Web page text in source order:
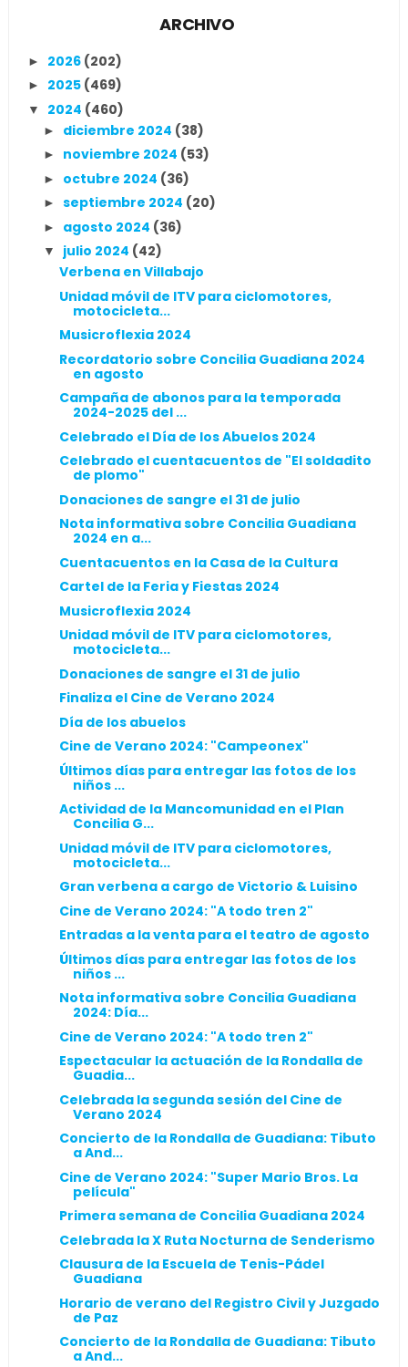
ARCHIVO
► 2026 (202)
► 2025 (469)
▼ 2024 (460)
► diciembre 2024 (38)
► noviembre 2024 (53)
► octubre 2024 (36)
► septiembre 2024 (20)
► agosto 2024 (36)
▼ julio 2024 (42)
Verbena en Villabajo
Unidad móvil de ITV para ciclomotores,
motocicleta...
Musicroflexia 2024
Recordatorio sobre Concilia Guadiana 2024
en agosto
Campaña de abonos para la temporada
2024-2025 del ...
Celebrado el Día de los Abuelos 2024
Celebrado el cuentacuentos de "El soldadito
de plomo"
Donaciones de sangre el 31 de julio
Nota informativa sobre Concilia Guadiana
2024 en a...
Cuentacuentos en la Casa de la Cultura
Cartel de la Feria y Fiestas 2024
Musicroflexia 2024
Unidad móvil de ITV para ciclomotores,
motocicleta...
Donaciones de sangre el 31 de julio
Finaliza el Cine de Verano 2024
Día de los abuelos
Cine de Verano 2024: "Campeonex"
Últimos días para entregar las fotos de los
niños ...
Actividad de la Mancomunidad en el Plan
Concilia G...
Unidad móvil de ITV para ciclomotores,
motocicleta...
Gran verbena a cargo de Victorio & Luisino
Cine de Verano 2024: "A todo tren 2"
Entradas a la venta para el teatro de agosto
Últimos días para entregar las fotos de los
niños ...
Nota informativa sobre Concilia Guadiana
2024: Día...
Cine de Verano 2024: "A todo tren 2"
Espectacular la actuación de la Rondalla de
Guadia...
Celebrada la segunda sesión del Cine de
Verano 2024
Concierto de la Rondalla de Guadiana: Tibuto
a And...
Cine de Verano 2024: "Super Mario Bros. La
película"
Primera semana de Concilia Guadiana 2024
Celebrada la X Ruta Nocturna de Senderismo
Clausura de la Escuela de Tenis-Pádel
Guadiana
Horario de verano del Registro Civil y Juzgado
de Paz
Concierto de la Rondalla de Guadiana: Tibuto
a And...